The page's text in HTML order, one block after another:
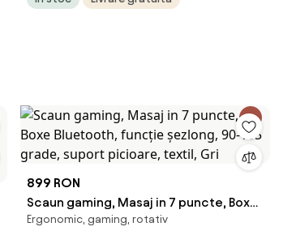
Incalzire, rezistent 150 kg, Maro
899 RON
Scaun gaming, Masaj in 7 puncte, Boxe
Bluetooth, funcție șezlong, 90-155
Ergonomic, gaming, rotativ